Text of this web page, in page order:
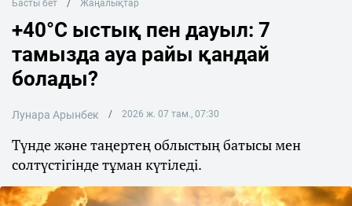
Басты бет Жаңалықтар
+40°C ыстық пен дауыл: 7
тамызда ауа райы қандай
болады?
Лунара Арынбек 2026 ж. 07 там., 07:30
Түнде және таңертең облыстың батысы мен
солтүстігінде тұман күтіледі.